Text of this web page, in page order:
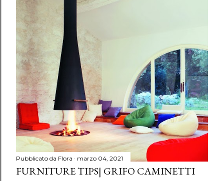
Pubblicato da Flora marzo 04, 2021
FURNITURE TIPS| GRIFO CAMINETTI